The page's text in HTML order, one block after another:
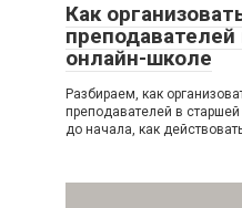
Как
онлайн-школе
Разбираем, как
преподавателей в
до начала, как